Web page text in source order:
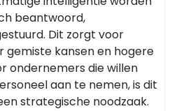
beantwoord,
Dit zorgt voor
gemiste kansen en hogere
ondernemers die willen
aan te nemen, is dit
strategische noodzaak.